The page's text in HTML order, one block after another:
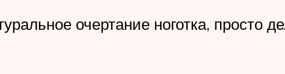
очертание ноготка, просто